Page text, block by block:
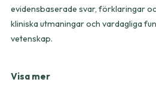
evidensbaserade svar, förklaringar
kliniska utmaningar och vardagliga
vetenskap.
Visa mer